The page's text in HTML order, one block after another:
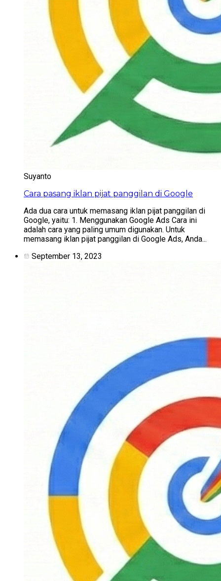
Suyanto
Cara pasang iklan pijat panggilan di Google
Ada dua cara untuk memasang iklan pijat panggilan di
Google, yaitu: 1. Menggunakan Google Ads Cara ini
adalah cara yang paling umum digunakan. Untuk
memasang iklan pijat panggilan di Google Ads, Anda...
September 13, 2023